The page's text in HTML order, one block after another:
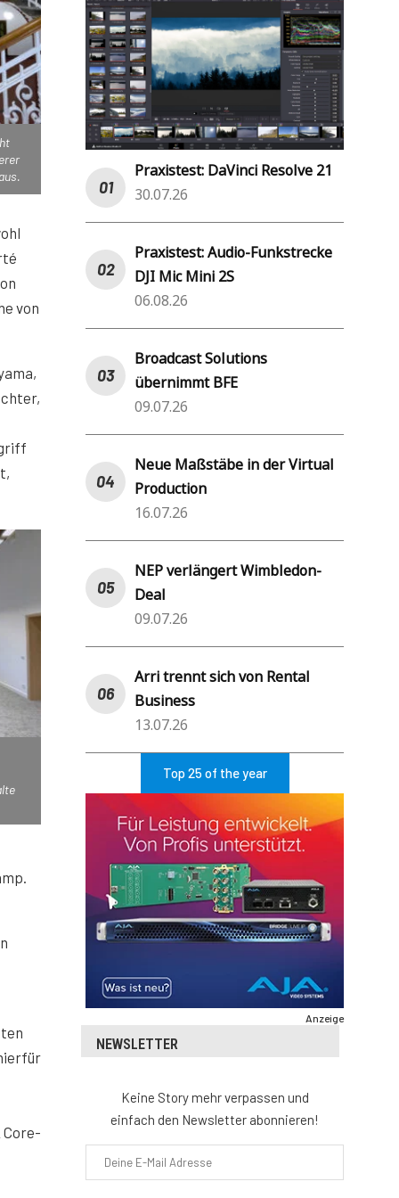
von
Praxistest: DaVinci Resolve 21
30.07.26
Praxistest: Audio-Funkstrecke
DJI Mic Mini 2S
06.08.26
Broadcast Solutions
übernimmt BFE
09.07.26
Neue Maßstäbe in der Virtual
Production
16.07.26
NEP verlängert Wimbledon-
Deal
09.07.26
Arri trennt sich von Rental
Business
13.07.26
Top 25 of the year
Anzeige
NEWSLETTER
Keine Story mehr verpassen und
einfach den Newsletter abonnieren!